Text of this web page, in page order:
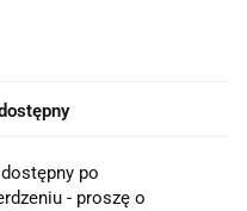
po
- proszę o